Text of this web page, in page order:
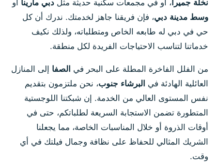
نخلة جميرا ، أو في مجمعات سكنية حديثة مثل دبي مارينا أو
وسط مدينة دبي، فإن فريقنا جاهز لخدمتك. ندرك أن كل
حي في دبي له طابعه الخاص ومتطلباته، ولذلك نكيف
خدماتنا لتناسب الاحتياجات الفريدة لكل منطقة.
من الفلل الفاخرة المطلة على البحر في الصفا إلى المنازل
العائلية الهادئة في البرشاء جنوب، نحن ملتزمون بتقديم
نفس المستوى العالي من الخدمة. إن شبكتنا اللوجستية
المتطورة تضمن الاستجابة السريعة لطلباتكم، حتى في
أوقات الذروة أو خلال المناسبات الخاصة، مما يجعلنا
الشريك المثالي للحفاظ على نظافة وجمال فيلتك في أي
وقت.